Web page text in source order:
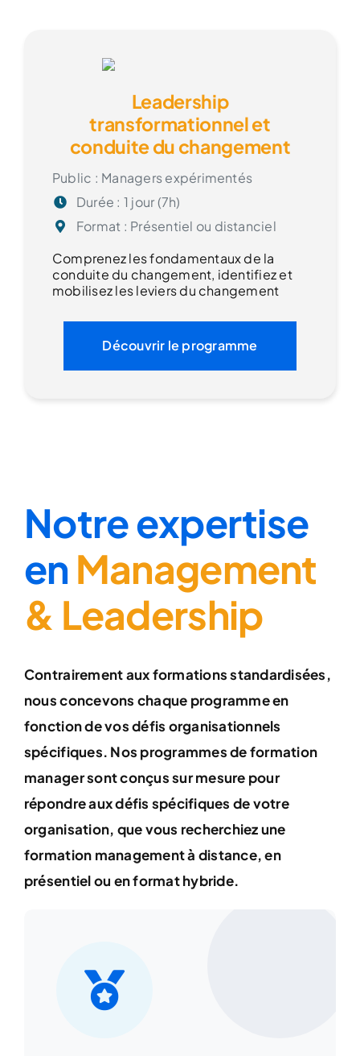
Leadership
transformationnel et
conduite du changement
Public : Managers expérimentés
Durée : 1 jour (7h)
Format : Présentiel ou distanciel
Comprenez les fondamentaux de la
conduite du changement, identifiez et
mobilisez les leviers du changement
Découvrir le programme
Notre expertise
en Management
& Leadership
Contrairement aux formations standardisées,
nous concevons chaque programme en
fonction de vos défis organisationnels
spécifiques. Nos programmes de formation
manager sont conçus sur mesure pour
répondre aux défis spécifiques de votre
organisation, que vous recherchiez une
formation management à distance, en
présentiel ou en format hybride.